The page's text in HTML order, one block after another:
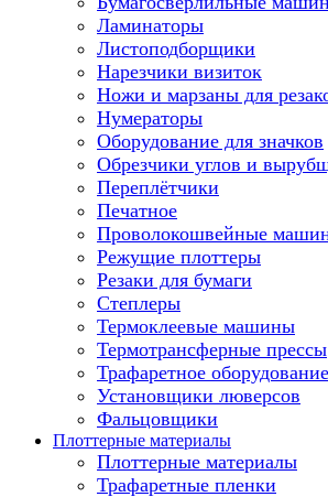
Ламинаторы
Листоподборщики
Нарезчики визиток
Ножи и марзаны для
Нумераторы
Оборудование для значков
Обрезчики углов и
Переплётчики
Печатное
Проволокошвейные
Режущие плоттеры
Резаки для бумаги
Степлеры
Термоклеевые машины
Термотрансферные прессы
Трафаретное оборудование
Установщики люверсов
Фальцовщики
Плоттерные материалы
Плоттерные материалы
Трафаретные пленки